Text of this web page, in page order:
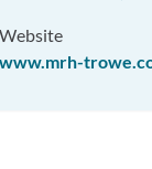
Website
www.mrh-